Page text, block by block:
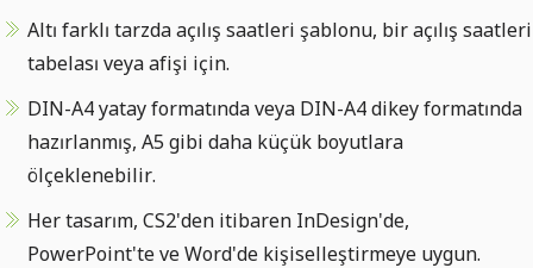
Altı farklı tarzda açılış saatleri şablonu, bir açılış saatleri
tabelası veya afişi için.
DIN-A4 yatay formatında veya DIN-A4 dikey formatında
hazırlanmış, A5 gibi daha küçük boyutlara
ölçeklenebilir.
Her tasarım, CS2'den itibaren InDesign'de,
PowerPoint'te ve Word'de kişiselleştirmeye uygun.